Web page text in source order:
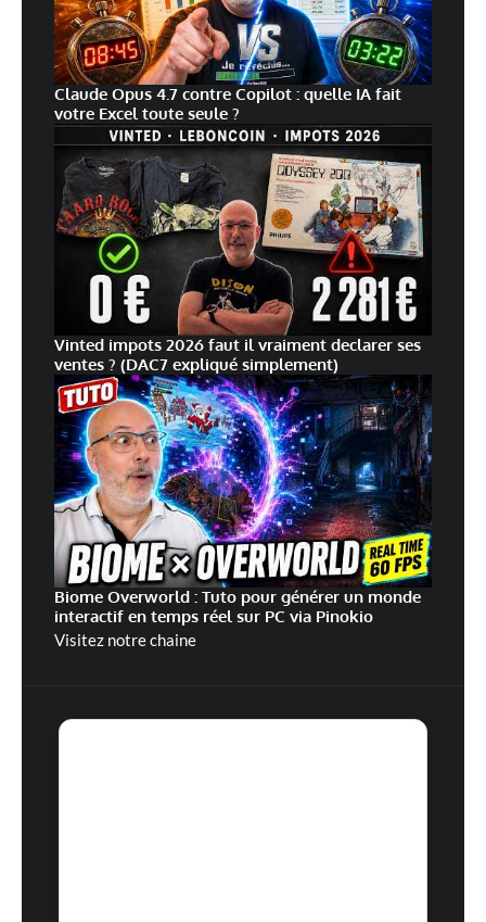
Claude Opus 4.7 contre Copilot : quelle IA fait
votre Excel toute seule ?
Vinted impots 2026 faut il vraiment declarer ses
ventes ? (DAC7 expliqué simplement)
Biome Overworld : Tuto pour générer un monde
interactif en temps réel sur PC via Pinokio
Visitez notre chaine